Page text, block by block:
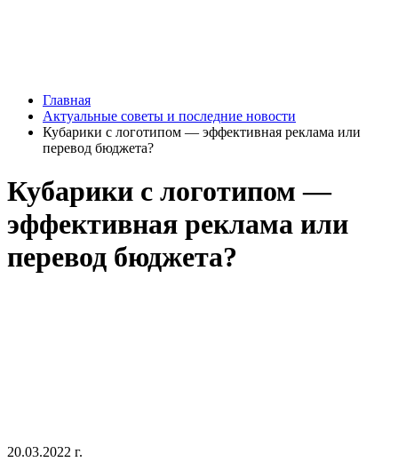
Главная
Актуальные советы и последние новости
Кубарики с логотипом — эффективная реклама или
перевод бюджета?
Кубарики с логотипом —
эффективная реклама или
перевод бюджета?
20.03.2022 г.